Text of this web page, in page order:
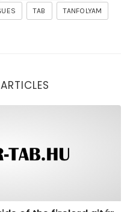
TAB TANFOLYAM